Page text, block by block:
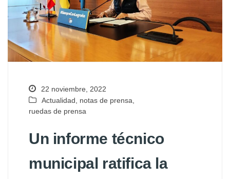
22 noviembre, 2022
Actualidad
notas de prensa
ruedas de prensa
Un informe técnico
municipal ratifica la